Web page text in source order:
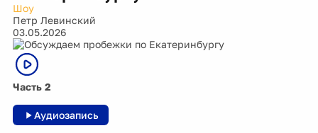
Шоу
Петр Левинский
03.05.2026
Часть 2
Аудиозапись